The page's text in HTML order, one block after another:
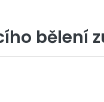
bělení